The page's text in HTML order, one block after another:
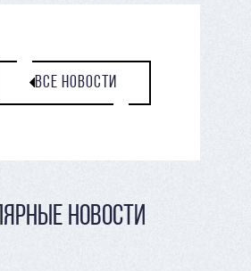
ВСЕ НОВОСТИ
НОВОСТИ